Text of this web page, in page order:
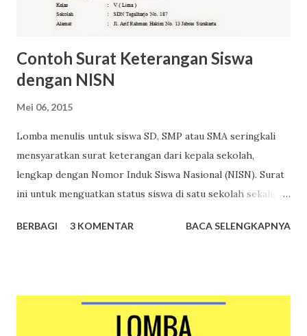
Contoh Surat Keterangan Siswa
dengan NISN
Mei 06, 2015
Lomba menulis untuk siswa SD, SMP atau SMA seringkali
mensyaratkan surat keterangan dari kepala sekolah,
lengkap dengan Nomor Induk Siswa Nasional (NISN). Surat
ini untuk menguatkan status siswa di satu sekolah sekaligus
siswanya yang ingin mengikuti suatu lomba. Surat
dibuat oleh bagian administrasi sekolah, ditandatangani
kepala sekolah dan dibubuhi cap. Berikut ini merupakan
BERBAGI 3 KOMENTAR BACA SELENGKAPNYA